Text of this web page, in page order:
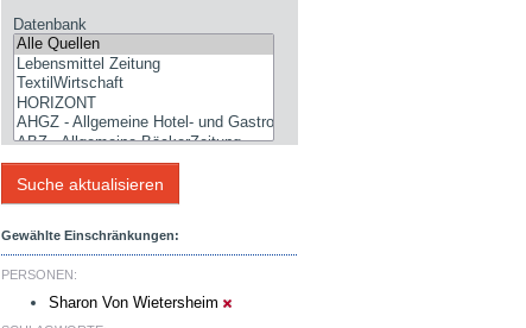
Datenbank
Gewählte Einschränkungen:
PERSONEN:
Sharon Von Wietersheim